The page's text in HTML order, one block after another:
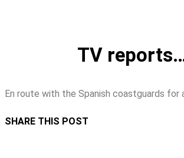
TV
En route with the Spanish coastguards for
SHARE THIS POST